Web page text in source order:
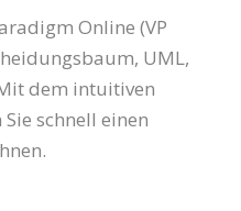
Online (VP
UML,
dem intuitiven
schnell einen